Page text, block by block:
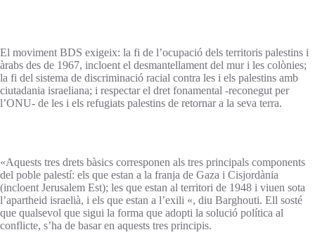
El moviment BDS exigeix: la fi de l’ocupació dels territoris palestins i
àrabs des de 1967, incloent el desmantellament del mur i les colònies;
la fi del sistema de discriminació racial contra les i els palestins amb
ciutadania israeliana; i respectar el dret fonamental -reconegut per
l’ONU- de les i els refugiats palestins de retornar a la seva terra.
«Aquests tres drets bàsics corresponen als tres principals components
del poble palestí: els que estan a la franja de Gaza i Cisjordània
(incloent Jerusalem Est); les que estan al territori de 1948 i viuen sota
l’apartheid israelià, i els que estan a l’exili «, diu Barghouti. Ell sosté
que qualsevol que sigui la forma que adopti la solució política al
conflicte, s’ha de basar en aquests tres principis.